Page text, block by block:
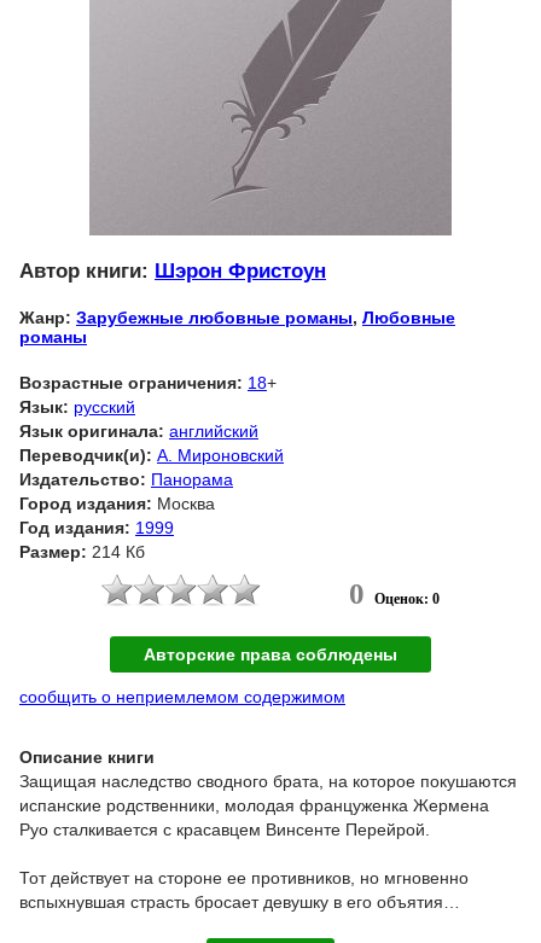
Автор книги: Шэрон Фристоун
Жанр: Зарубежные любовные романы, Любовные
романы
Возрастные ограничения: 18+
Язык: русский
Язык оригинала: английский
Переводчик(и): А. Мироновский
Издательство: Панорама
Город издания: Москва
Год издания: 1999
Размер: 214 Кб
0 Оценок: 0
Авторские права соблюдены
сообщить о неприемлемом содержимом
Описание книги
Защищая наследство сводного брата, на которое покушаются
испанские родственники, молодая француженка Жермена
Руо сталкивается с красавцем Винсенте Перейрой.
Тот действует на стороне ее противников, но мгновенно
вспыхнувшая страсть бросает девушку в его объятия…